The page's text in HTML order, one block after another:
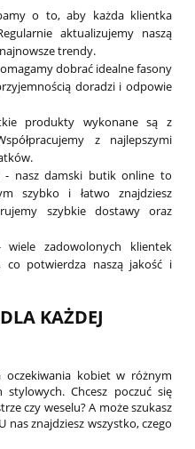
o to, aby każda klientka
aktualizujemy naszą
trendy.
dobrać idealne fasony
doradzi i odpowie
produkty wykonane są z
z najlepszymi
- nasz damski butik online to
szybko i łatwo znajdziesz
szybkie dostawy oraz
zadowolonych klientek
co potwierdza naszą jakość i
KAŻDEJ
oczekiwania kobiet w różnym
Chcesz poczuć się
czy weselu? A może szukasz
nas znajdziesz wszystko, czego